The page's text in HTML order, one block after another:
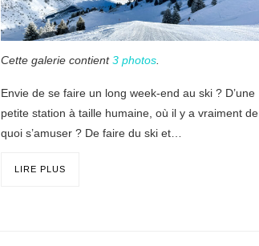
Cette galerie contient3 photos.
Envie de se faire un long week-end au ski ? D’une
petite station à taille humaine, où il y a vraiment de
quoi s’amuser ? De faire du ski et…
LIRE PLUS